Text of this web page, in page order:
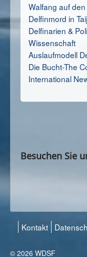
Walfang auf
Delfinmord in
Delfinarien &
Wissenschaft
Auslaufmodell
Die Bucht-The
International
Besuchen Sie
Kontakt
© 2026 WDSF